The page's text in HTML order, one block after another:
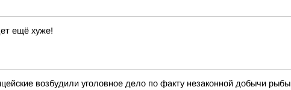
ещё хуже!
возбудили уголовное дело по факту незаконной добычи рыбы